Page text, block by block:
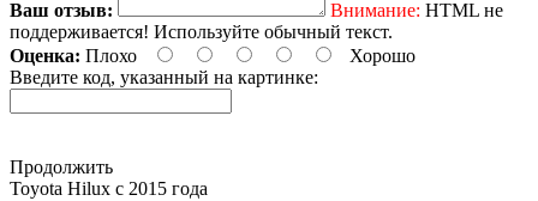
Ваш отзыв: Внимание: HTML не
поддерживается! Используйте обычный текст.
Оценка: Плохо
Хорошо
Введите код, указанный на картинке:
Продолжить
Toyota Нilux с 2015 года